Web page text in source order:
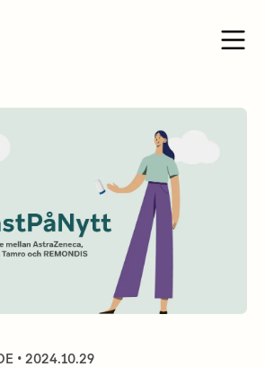
• 2024.10.29